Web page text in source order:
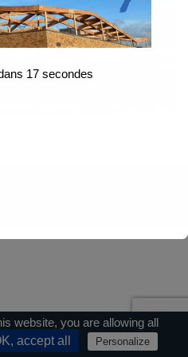
17secondes
website, you are allowing all
accept all Personalize